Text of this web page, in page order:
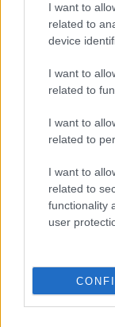
I want to
related to
device
I want to
related to
I want to
related to
I want to
related to
functionality
user
Continua
Pieve Comics
sull’evento